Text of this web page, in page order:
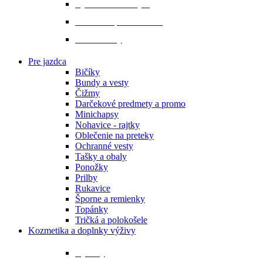
Pre jazdca
Bičíky
Bundy a vesty
Čižmy
Darčekové predmety a promo
Minichapsy
Nohavice - rajtky
Oblečenie na preteky
Ochranné vesty
Tašky a obaly
Ponožky
Prilby
Rukavice
Šporne a remienky
Topánky
Tričká a polokošele
Kozmetika a doplnky výživy